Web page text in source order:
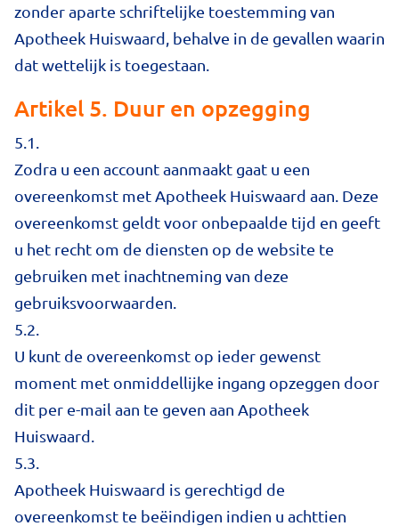
zonder aparte schriftelijke toestemming van
Apotheek Huiswaard, behalve in de gevallen waarin
dat wettelijk is toegestaan.
Artikel 5. Duur en opzegging
5.1.
Zodra u een account aanmaakt gaat u een
overeenkomst met Apotheek Huiswaard aan. Deze
overeenkomst geldt voor onbepaalde tijd en geeft
u het recht om de diensten op de website te
gebruiken met inachtneming van deze
gebruiksvoorwaarden.
5.2.
U kunt de overeenkomst op ieder gewenst
moment met onmiddellijke ingang opzeggen door
dit per e-mail aan te geven aan Apotheek
Huiswaard.
5.3.
Apotheek Huiswaard is gerechtigd de
overeenkomst te beëindigen indien u achttien